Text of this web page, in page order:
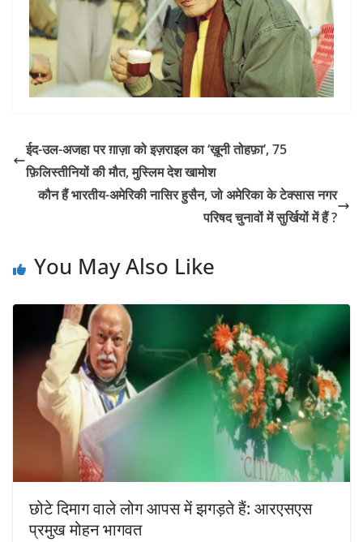
ईद-उल-अजहा पर ग़ाज़ा को इज़राइल का ‘ख़ूनी तोहफ़ा’, 75
फ़िलिस्तीनियों की मौत, मुस्लिम देश खामोश
कौन हैं भारतीय-अमेरिकी नासिर हुसैन, जो अमेरिका के टेक्सास नगर
परिषद चुनावों में सुर्खियों में हैं ?
You May Also Like
छोटे दिमाग वाले लोग आपस में झगड़ते हैं: आरएसएस
प्रमुख मोहन भागवत